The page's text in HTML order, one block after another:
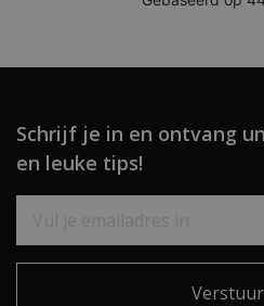
Schrijf je in en ontvang
en leuke tips!
Verstuur